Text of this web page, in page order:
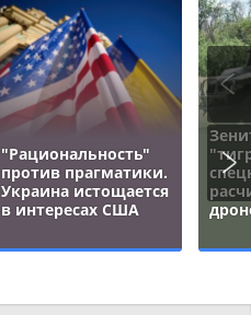
"Рациональность"
против прагматики.
Украина истощается
в интересах США